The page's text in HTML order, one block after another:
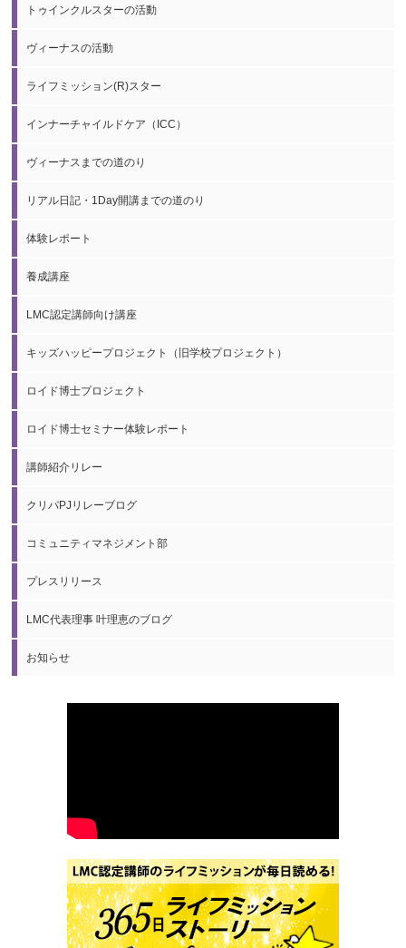
トゥインクルスターの活動
ヴィーナスの活動
ライフミッション(R)スター
インナーチャイルドケア（ICC）
ヴィーナスまでの道のり
リアル日記・1Day開講までの道のり
体験レポート
養成講座
LMC認定講師向け講座
キッズハッピープロジェクト（旧学校プロジェクト）
ロイド博士プロジェクト
ロイド博士セミナー体験レポート
講師紹介リレー
クリパPJリレーブログ
コミュニティマネジメント部
プレスリリース
LMC代表理事 叶理恵のブログ
お知らせ